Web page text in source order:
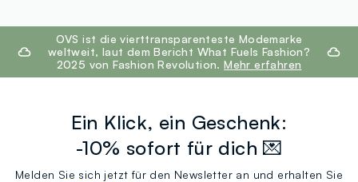
footer.ariatitleOVS ist die vierttransparenteste Modemarke
weltweit, laut dem Bericht What Fuels Fashion?
2025 von Fashion Revolution.Mehr erfahren
Ein Klick, ein Geschenk:
-10% sofort für dich 💌
Melden Sie sich jetzt für den Newsletter an und erhalten Sie